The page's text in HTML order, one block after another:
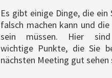
Es gibt einige Dinge, die ein
falsch machen kann und
sein müssen. Hier
wichtige Punkte, die Sie
nächsten Meeting gut sehen